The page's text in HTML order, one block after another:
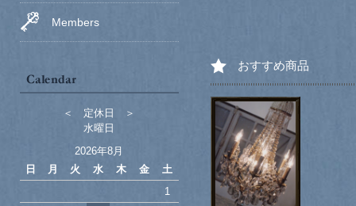
Members
＜ 定休日 ＞
水曜日
2026年8月
日
月 火 水 木 金
土
1
おすすめ商品